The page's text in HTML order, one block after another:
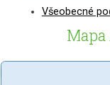
Všeobecné